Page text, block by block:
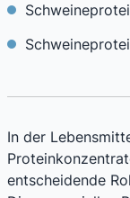
In der
entscheidende